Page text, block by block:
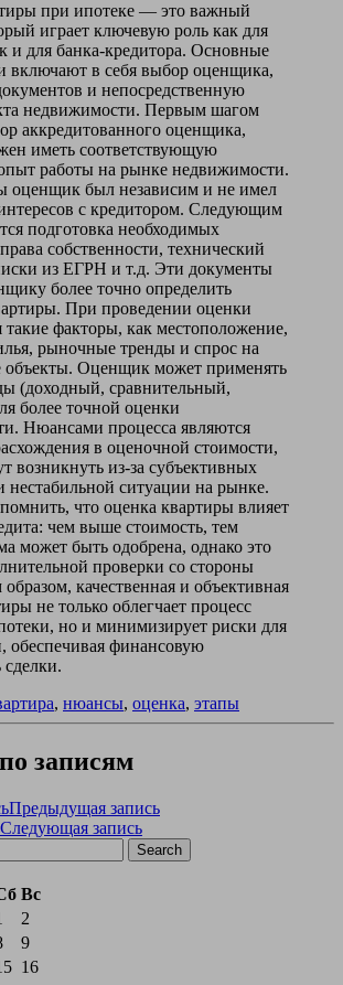
при ипотеке — это важный
играет ключевую роль как для
и для банка-кредитора. Основные
включают в себя выбор оценщика,
и непосредственную
недвижимости. Первым шагом
аккредитованного оценщика,
иметь соответствующую
работы на рынке недвижимости.
оценщик был независим и не имел
с кредитором. Следующим
подготовка необходимых
собственности, технический
из ЕГРН и т.д. Эти документы
более точно определить
При проведении оценки
факторы, как местоположение,
рыночные тренды и спрос на
объекты. Оценщик может применять
(доходный, сравнительный,
более точной оценки
Нюансами процесса являются
в оценочной стоимости,
возникнуть из-за субъективных
нестабильной ситуации на рынке.
что оценка квартиры влияет
чем выше стоимость, тем
может быть одобрена, однако это
проверки со стороны
качественная и объективная
не только облегчает процесс
но и минимизирует риски для
обеспечивая финансовую
сделки.
, нюансы, оценка, этапы
записям
Предыдущая запись
Следующая запись
Search
Вс
2
9
16